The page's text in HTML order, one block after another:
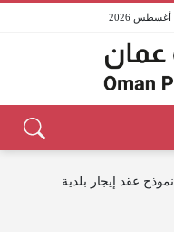
نموذج عقد إيجار بلدية